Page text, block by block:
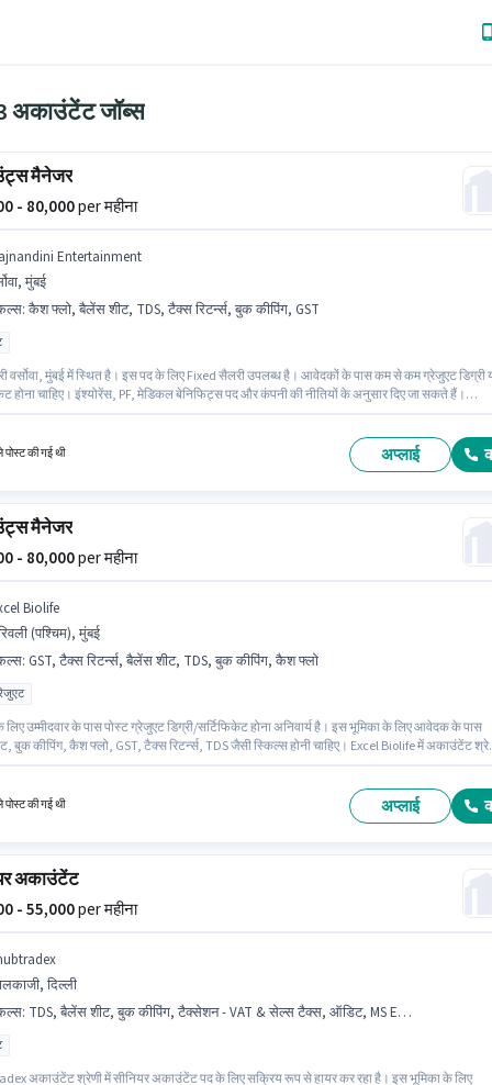
अकाउंटेंट जॉब्स
मैनेजर
- 80,000per महीना
Entertainment
मुंबई
: कैश फ्लो, बैलेंस शीट, TDS, टैक्स रिटर्न्स, बुक कीपिंग, GST
वर्सोवा, मुंबई में स्थित है। इस पद के लिए Fixed सैलरी उपलब्ध है। आवेदकों के पास कम से कम ग्रेजुएट डिग्री
होना चाहिए। इंश्योरेंस, PF, मेडिकल बेनिफिट्स पद और कंपनी की नीतियों के अनुसार दिए जा सकते हैं।
की गई थी अप्लाई
मैनेजर
- 80,000per महीना
Biolife
(पश्चिम), मुंबई
: GST, टैक्स रिटर्न्स, बैलेंस शीट, TDS, बुक कीपिंग, कैश फ्लो
उम्मीदवार के पास पोस्ट ग्रेजुएट डिग्री/सर्टिफिकेट होना अनिवार्य है। इस भूमिका के लिए आवेदक के पास
बुक कीपिंग, कैश फ्लो, GST, टैक्स रिटर्न्स, TDS जैसी स्किल्स होनी चाहिए। Excel Biolife में अकाउंटेंट
की गई थी अप्लाई
अकाउंटेंट
- 55,000per महीना
दिल्ली
: TDS, बैलेंस शीट, बुक कीपिंग, टैक्सेशन - VAT & सेल्स टैक्स, ऑडिट, MS Excel, कैश फ्लो, Tally, टैक्स रिटर्न्स, GST
अकाउंटेंट श्रेणी में सीनियर अकाउंटेंट पद के लिए सक्रिय रूप से हायर कर रहा है। इस भूमिका के लिए